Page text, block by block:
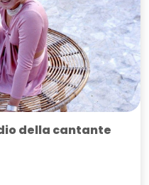
della cantante